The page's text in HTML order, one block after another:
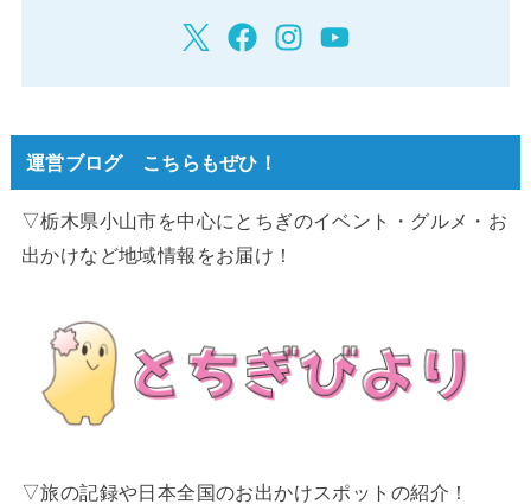
運営ブログ こちらもぜひ！
▽栃木県小山市を中心にとちぎのイベント・グルメ・お
出かけなど地域情報をお届け！
▽旅の記録や日本全国のお出かけスポットの紹介！